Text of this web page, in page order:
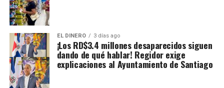
EL DINERO 3 días ago
¡Los RD$3.4 millones desaparecidos siguen
dando de qué hablar! Regidor exige
explicaciones al Ayuntamiento de Santiago